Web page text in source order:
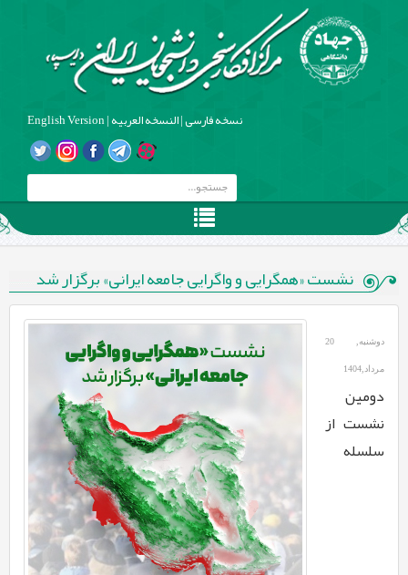
نسخه فارسی|النسخه العربیه|
English Version
نشست «همگرایی و واگرایی جامعه ایرانی» برگزار شد
دوشنبه, 20
مرداد,1404
دومین
نشست از
سلسله